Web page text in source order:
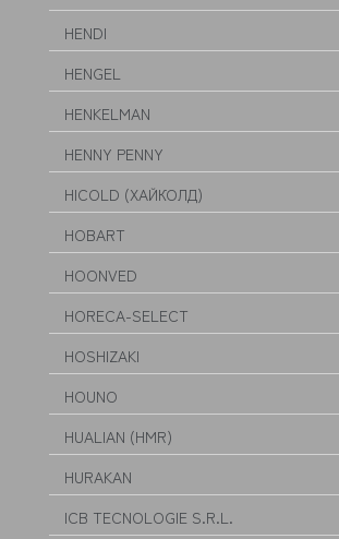
HENDI
HENGEL
HENKELMAN
HENNY PENNY
HICOLD (ХАЙКОЛД)
HOBART
HOONVED
HORECA-SELECT
HOSHIZAKI
HOUNO
HUALIAN (HMR)
HURAKAN
ICB TECNOLOGIE S.R.L.